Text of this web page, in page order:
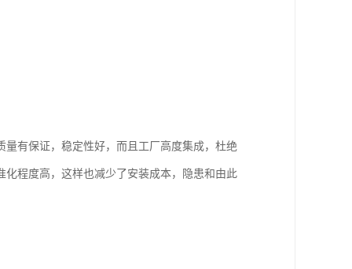
有保证，稳定性好，而且工厂高度集成，杜绝
程度高，这样也减少了安装成本，隐患和由此